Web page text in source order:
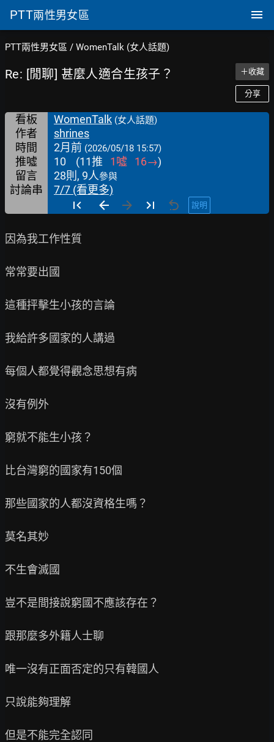
PTT兩性男女區
PTT兩性男女區 / WomenTalk (女人話題)
Re: [閒聊] 甚麼人適合生孩子？ ＋收藏
分享
看板 WomenTalk (女人話題)
作者
shrines
時間
2月前 (2026/05/18 15:57)
推噓 10 (11推 1噓 16→)
留言
28則, 9人參與
討論串 7/7 (看更多)
說明
因為我工作性質
常常要出國
這種抨擊生小孩的言論
我給許多國家的人講過
每個人都覺得觀念思想有病
沒有例外
窮就不能生小孩？
比台灣窮的國家有150個
那些國家的人都沒資格生嗎？
莫名其妙
不生會滅國
豈不是間接說窮國不應該存在？
跟那麼多外籍人士聊
唯一沒有正面否定的只有韓國人
只說能夠理解
但是不能完全認同